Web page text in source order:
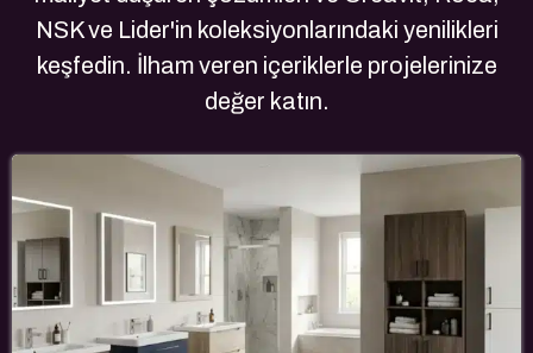
NSK ve Lider'in koleksiyonlarındaki yenilikleri
keşfedin. İlham veren içeriklerle projelerinize
değer katın.